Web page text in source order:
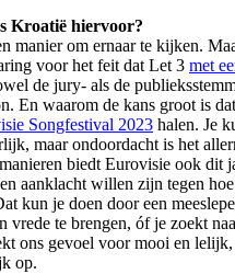
Kroatië hiervoor?
manier om ernaar te kijken.
voor het feit dat Let 3 met
de jury- als de
En waarom de kans groot is
Songfestival 2023 halen. Je
maar ondoordacht is het
biedt Eurovisie ook dit
aanklacht willen zijn tegen
kun je doen door een
vrede te brengen, óf je zoekt
ons gevoel voor mooi en
op.